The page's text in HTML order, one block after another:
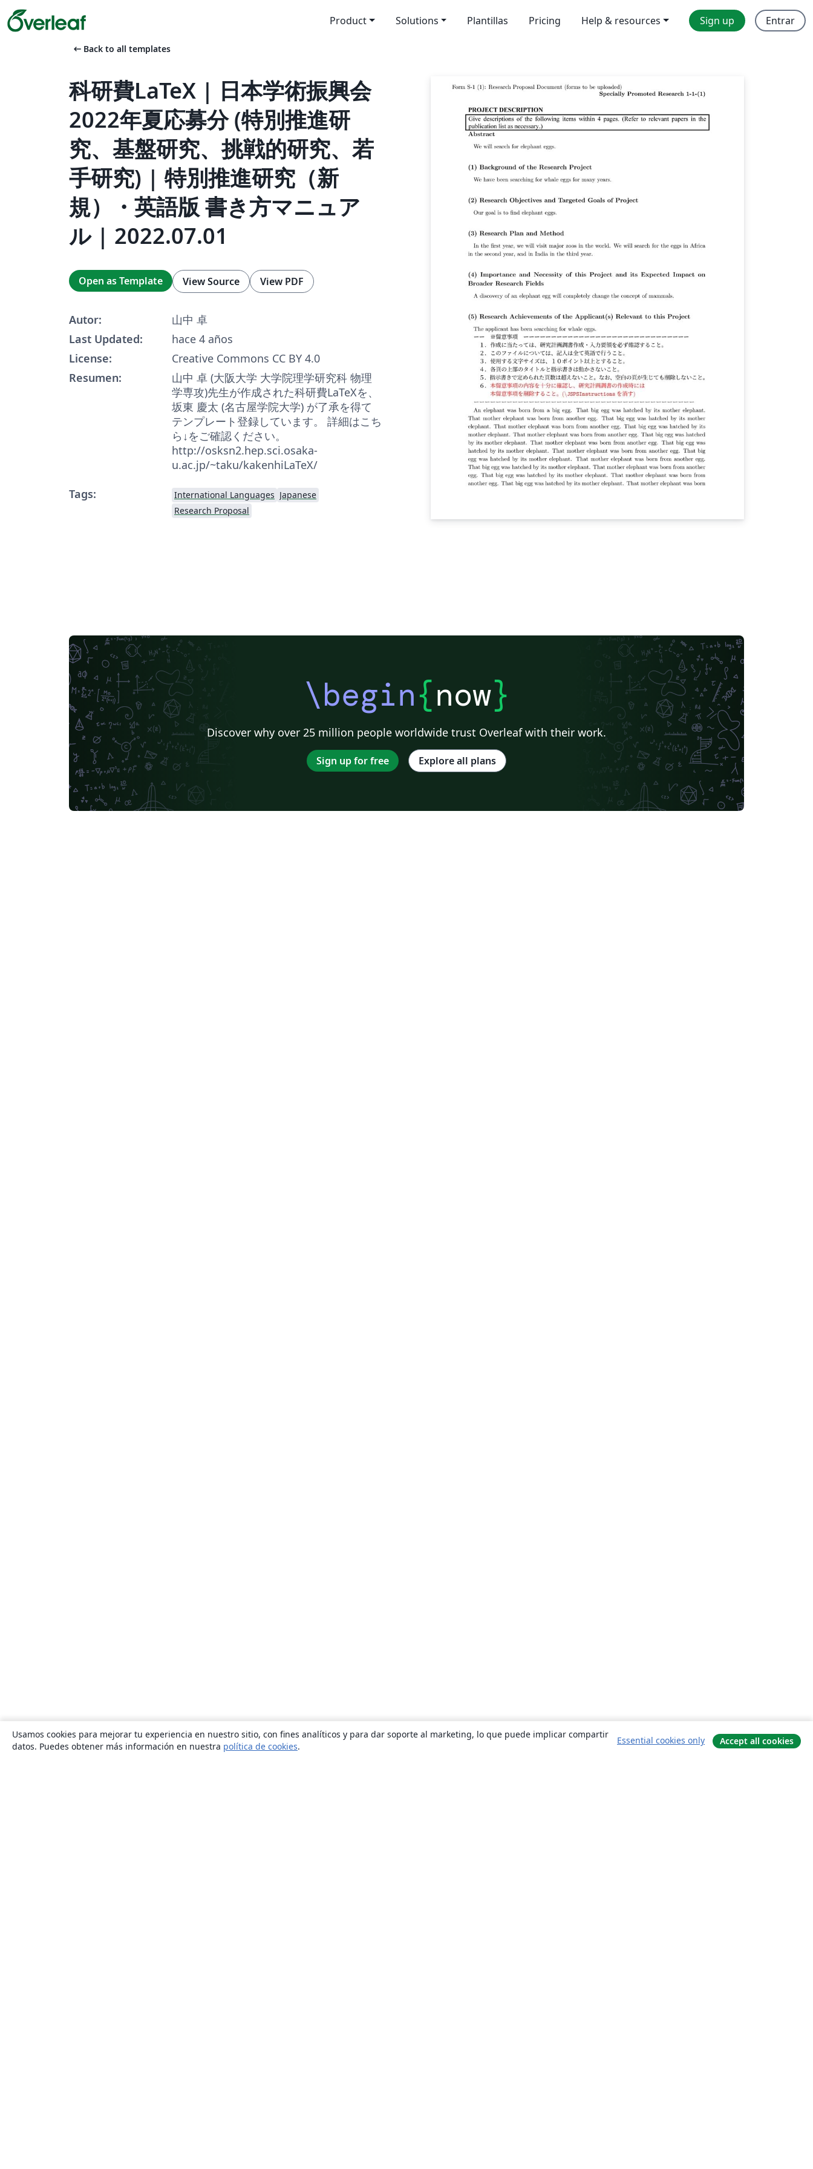
Product Solutions Plantillas Pricing Help & resources Sign up Entrar
arrow_left_alt Back to all templates
科研費LaTeX | 日本学術振興会
2022年夏応募分 (特別推進研
究、基盤研究、挑戦的研究、若
手研究) | 特別推進研究（新
規）・英語版 書き方マニュア
ル | 2022.07.01
Open as Template View Source View PDF
Autor:
山中 卓
Last Updated:
hace 4 años
License:
Creative Commons CC BY 4.0
Resumen:
山中 卓 (大阪大学 大学院理学研究科 物理
学専攻)先生が作成された科研費LaTeXを、
坂東 慶太 (名古屋学院大学) が了承を得て
テンプレート登録しています。 詳細はこち
ら↓をご確認ください。
http://osksn2.hep.sci.osaka-
u.ac.jp/~taku/kakenhiLaTeX/
Tags:
International Languages Japanese
Research Proposal
\begin{now}
Discover why over 25 million people worldwide trust Overleaf with their work.
Sign up for free Explore all plans
Usamos cookies para mejorar tu experiencia en nuestro sitio, con fines analíticos y para dar soporte al marketing, lo que puede implicar compartir
datos. Puedes obtener más información en nuestra política de cookies.
Essential cookies only Accept all cookies